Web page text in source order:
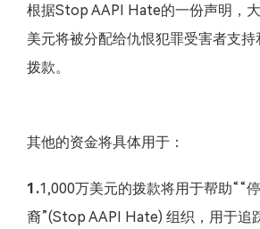
根据Stop AAPI Hate的一份声明，
美元将被分配给仇恨犯罪受害者支
拨款。
其他的资金将具体用于：
1.1,000万美元的拨款将用于帮助““
裔”(Stop AAPI Hate) 组织，用于追